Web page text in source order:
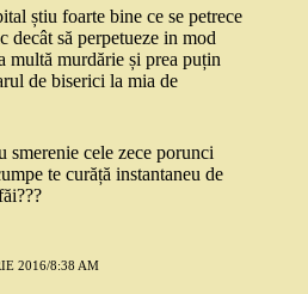
știu foarte bine ce se petrece
decât să perpetueze in mod
multă murdărie și prea puțin
de biserici la mia de
smerenie cele zece porunci
te curăță instantaneu de
2016/8:38 AM